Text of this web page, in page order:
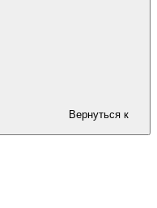
Вернуться к